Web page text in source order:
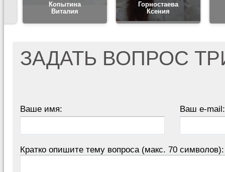
Копытина
Виталия
Горностаева
Ксения
ЗАДАТЬ ВОПРОС
Ваше имя: Ваш e-mail:
Кратко опишите тему вопроса (макс. 70 символов):